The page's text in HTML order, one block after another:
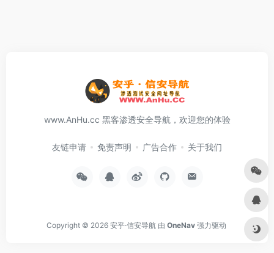
www.AnHu.cc 黑客渗透安全导航，欢迎您的体验
友链申请 免责声明 广告合作 关于我们
Copyright © 2026 安乎·信安导航由 OneNav 强力驱动